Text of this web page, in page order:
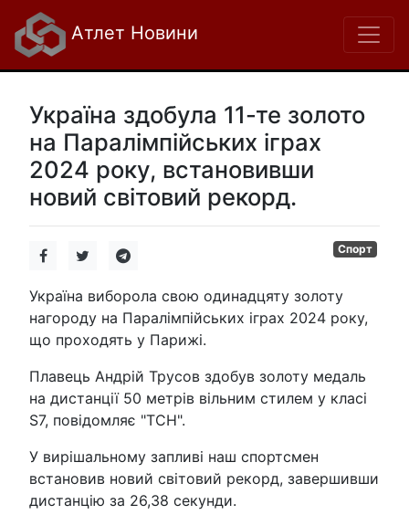
Атлет Новини
Україна здобула 11-те золото
на Паралімпійських іграх
2024 року, встановивши
новий світовий рекорд.
Спорт
Україна виборола свою одинадцяту золоту
нагороду на Паралімпійських іграх 2024 року,
що проходять у Парижі.
Плавець Андрій Трусов здобув золоту медаль
на дистанції 50 метрів вільним стилем у класі
S7, повідомляє "ТСН".
У вирішальному запливі наш спортсмен
встановив новий світовий рекорд, завершивши
дистанцію за 26,38 секунди.